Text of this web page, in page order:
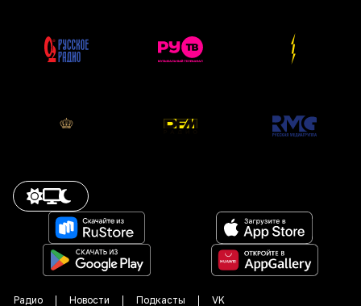
Радио Новости Подкасты VK